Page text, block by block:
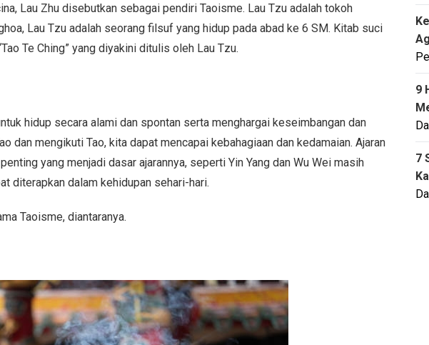
Lau Zhu disebutkan sebagai pendiri Taoisme. Lau Tzu adalah tokoh
Lau Tzu adalah seorang filsuf yang hidup pada abad ke 6 SM. Kitab suci
Te Ching” yang diyakini ditulis oleh Lau Tzu.
hidup secara alami dan spontan serta menghargai keseimbangan dan
dan mengikuti Tao, kita dapat mencapai kebahagiaan dan kedamaian. Ajaran
yang menjadi dasar ajarannya, seperti Yin Yang dan Wu Wei masih
diterapkan dalam kehidupan sehari-hari.
Taoisme, diantaranya.
9
7